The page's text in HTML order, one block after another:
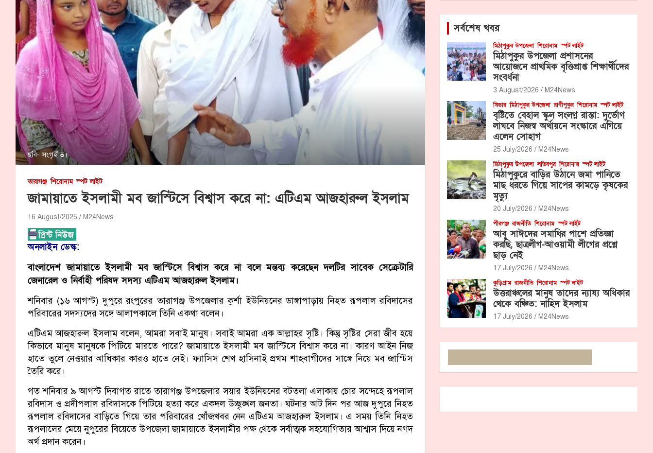
ছবি- সংগৃহীত।
তারাগঞ্জ শিরোনাম স্পট লাইট
জামায়াতে ইসলামী মব জাস্টিসে বিশ্বাস করে না: এটিএম আজহারুল ইসলাম
16 August/2025 M24News
অনলাইন ডেস্ক:
বাংলাদেশ জামায়াতে ইসলামী মব জাস্টিসে বিশ্বাস করে না বলে মন্তব্য করেছেন দলটির সাবেক সেক্রেটারি
জেনারেল ও নির্বাহী পরিষদ সদস্য এটিএম আজহারুল ইসলাম।
শনিবার (১৬ আগস্ট) দুপুরে রংপুরের তারাগঞ্জ উপজেলার কুর্শা ইউনিয়নের ডাঙ্গাপাড়ায় নিহত রূপলাল রবিদাসের
পরিবারের সদস্যদের সঙ্গে আলাপকালে তিনি একথা বলেন।
এটিএম আজহারুল ইসলাম বলেন, আমরা সবাই মানুষ। সবাই আমরা এক আল্লাহর সৃষ্টি। কিন্তু সৃষ্টির সেরা জীব হয়ে
কিভাবে মানুষ মানুষকে পিটিয়ে মারতে পারে? জামায়াতে ইসলামী মব জাস্টিসে বিশ্বাস করে না। কারণ আইন নিজ
হাতে তুলে নেওয়ার আধিকার কারও হাতে নেই। ফ্যাসিস শেখ হাসিনাই প্রথম শাহবাগীদের সাঙ্গে নিয়ে মব জাস্টিস
তৈরি করে।
গত শনিবার ৯ আগস্ট দিবাগত রাতে তারাগঞ্জ উপজেলার সয়ার ইউনিয়নের বটতলা এলাকায় চোর সন্দেহে রূপলাল
রবিদাস ও প্রদীপলাল রবিদাসকে পিটিয়ে হত্যা করে একদল উচ্ছৃঙ্খল জনতা। ঘটনার আট দিন পর আজ দুপুরে নিহত
রূপলাল রবিদাসের বাড়িতে গিয়ে তার পরিবারের খোঁজখবর নেন এটিএম আজহারুল ইসলাম। এ সময় তিনি নিহত
রূপলালের মেয়ে নুপুরের বিয়েতে উপজেলা জামায়াতে ইসলামীর পক্ষ থেকে সর্বাত্মক সহযোগিতার আশ্বাস দিয়ে নগদ
অর্থ প্রদান করেন।
সর্বশেষ খবর
মিঠাপুকুর উপজেলা শিরোনাম স্পট লাইট
মিঠাপুকুর উপজেলা প্রশাসনের
আয়োজনে প্রাথমিক বৃত্তিপ্রাপ্ত শিক্ষার্থীদের
সংবর্ধনা
3 August/2026 M24News
ফিচার মিঠাপুকুর উপজেলা রাণীপুকুর শিরোনাম স্পট লাইট
বৃষ্টিতে বেহাল স্কুল সংলগ্ন রাস্তা: দুর্ভোগ
লাঘবে নিজস্ব অর্থায়নে সংস্কারে এগিয়ে
এলেন সোহাগ
25 July/2026 M24News
মিঠাপুকুর উপজেলা লতিবপুর শিরোনাম স্পট লাইট
মিঠাপুকুরে বাড়ির উঠানে জমা পানিতে
মাছ ধরতে গিয়ে সাপের কামড়ে কৃষকের
মৃত্যু
20 July/2026 M24News
পীরগঞ্জ রাজনীতি শিরোনাম স্পট লাইট
আবু সাঈদের সমাধির পাশে প্রতিজ্ঞা
করছি, ছাত্রলীগ-আওয়ামী লীগের প্রশ্নে
ছাড় নেই
17 July/2026 M24News
কুড়িগ্রাম রাজনীতি শিরোনাম স্পট লাইট
উত্তরাঞ্চলের মানুষ তাদের ন্যায্য অধিকার
থেকে বঞ্চিত: নাহিদ ইসলাম
17 July/2026 M24News